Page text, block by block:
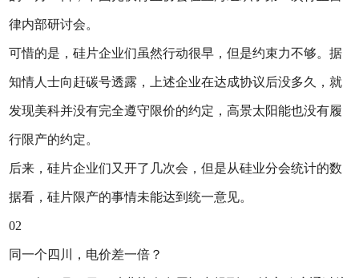
律内部研讨会。
可惜的是，硅片企业们虽然行动很早，但是约束力不够。据
知情人士向赶碳号透露，上述企业在达成协议后没多久，就
发现美科并没有完全遵守限价的约定，高景太阳能也没有履
行限产的约定。
后来，硅片企业们又开了几次会，但是从硅业分会统计的数
据看，硅片限产的事情未能达到统一意见。
02
同一个四川，电价差一倍？